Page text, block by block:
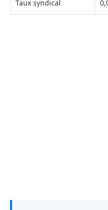
Taux syndical